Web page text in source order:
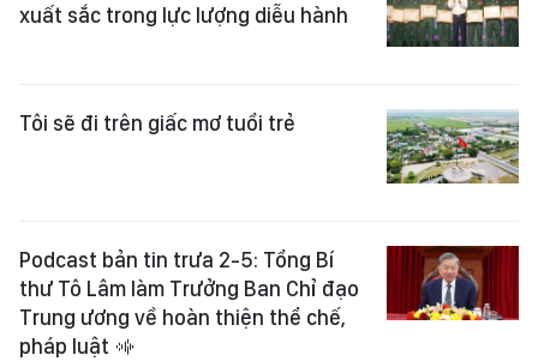
xuất sắc trong lực lượng diễu hành
Tôi sẽ đi trên giấc mơ tuổi trẻ
Podcast bản tin trưa 2-5: Tổng Bí
thư Tô Lâm làm Trưởng Ban Chỉ đạo
Trung ương về hoàn thiện thể chế,
pháp luật